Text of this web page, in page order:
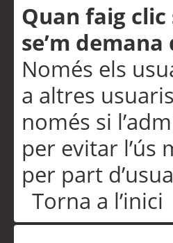
Quan faig clic
se’m
Només els
a altres
només si
per evitar l’ús
per part
Torna a l’inici